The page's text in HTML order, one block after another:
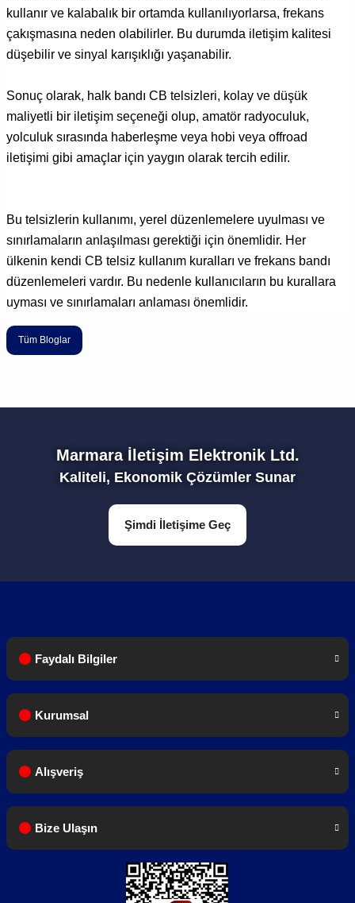
kullanır ve kalabalık bir ortamda kullanılıyorlarsa, frekans
çakışmasına neden olabilirler. Bu durumda iletişim kalitesi
düşebilir ve sinyal karışıklığı yaşanabilir.
Sonuç olarak, halk bandı CB telsizleri, kolay ve düşük
maliyetli bir iletişim seçeneği olup, amatör radyoculuk,
yolculuk sırasında haberleşme veya hobi veya offroad
iletişimi gibi amaçlar için yaygın olarak tercih edilir.
Bu telsizlerin kullanımı, yerel düzenlemelere uyulması ve
sınırlamaların anlaşılması gerektiği için önemlidir. Her
ülkenin kendi CB telsiz kullanım kuralları ve frekans bandı
düzenlemeleri vardır. Bu nedenle kullanıcıların bu kurallara
uyması ve sınırlamaları anlaması önemlidir.
Tüm Bloglar
Marmara İletişim Elektronik Ltd.
Kaliteli, Ekonomik Çözümler Sunar
Şimdi İletişime Geç
Faydalı Bilgiler
Kurumsal
Alışveriş
Bize Ulaşın